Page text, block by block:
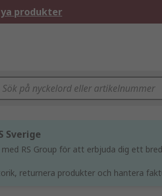
produkter
Sverige
RS Group för att erbjuda dig ett
returnera produkter och hantera